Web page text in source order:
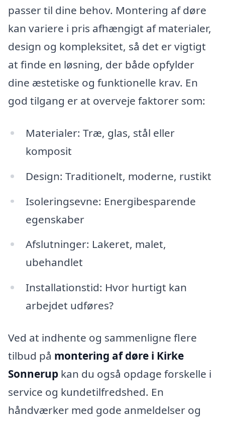
passer til dine behov. Montering af døre
kan variere i pris afhængigt af materialer,
design og kompleksitet, så det er vigtigt
at finde en løsning, der både opfylder
dine æstetiske og funktionelle krav. En
god tilgang er at overveje faktorer som:
Materialer: Træ, glas, stål eller
komposit
Design: Traditionelt, moderne, rustikt
Isoleringsevne: Energibesparende
egenskaber
Afslutninger: Lakeret, malet,
ubehandlet
Installationstid: Hvor hurtigt kan
arbejdet udføres?
Ved at indhente og sammenligne flere
tilbud på montering af døre i Kirke
Sonnerup kan du også opdage forskelle i
service og kundetilfredshed. En
håndværker med gode anmeldelser og